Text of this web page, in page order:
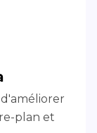
plan et